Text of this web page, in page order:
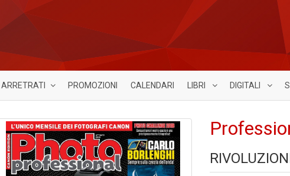
ARRETRATI PROMOZIONI CALENDARI LIBRI DIGITALI